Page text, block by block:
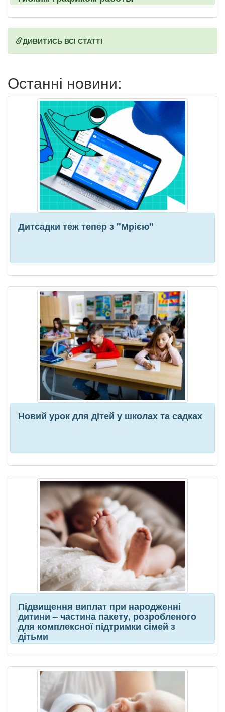
ДИВИТИСЬ ВСІ СТАТТІ
Останні новини:
Дитсадки теж тепер з "Мрією"
Новий урок для дітей у школах та садках
Підвищення виплат при народженні
дитини – частина пакету, розробленого
для комплексної підтримки сімей з
дітьми